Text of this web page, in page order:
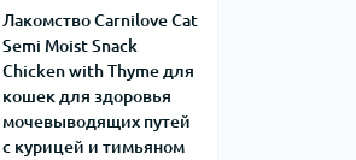
Лакомство Carnilove Cat
Semi Moist Snack
Chicken with Thyme для
кошек для здоровья
мочевыводящих путей
с курицей и тимьяном